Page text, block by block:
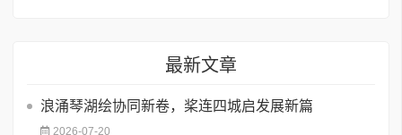
最新文章
浪涌琴湖绘协同新卷，桨连四城启发展新篇
2026-07-20